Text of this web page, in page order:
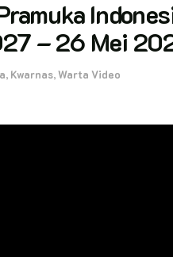
– 26 Mei
, Kwarnas,Warta Video